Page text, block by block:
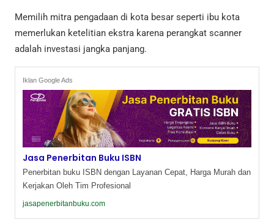
Memilih mitra pengadaan di kota besar seperti ibu kota
memerlukan ketelitian ekstra karena perangkat scanner
adalah investasi jangka panjang.
Iklan Google Ads
Jasa Penerbitan Buku ISBN
Penerbitan buku ISBN dengan Layanan Cepat, Harga Murah dan
Kerjakan Oleh Tim Profesional
jasapenerbitanbuku.com